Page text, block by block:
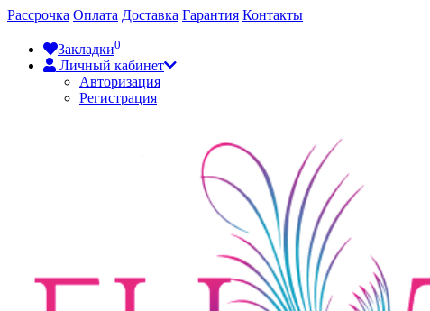
Рассрочка Оплата Доставка Гарантия Контакты
Закладки0
Личный кабинет
Авторизация
Регистрация